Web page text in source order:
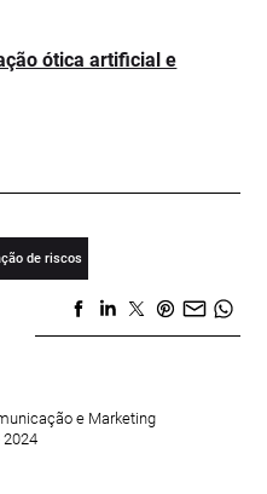
ótica artificial e
de riscos
e Marketing
2024